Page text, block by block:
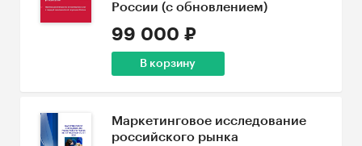
России (с обновлением)
99 000 ₽
В корзину
Маркетинговое исследование
российского рынка